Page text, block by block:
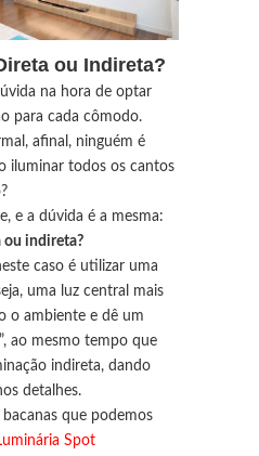
ou Indireta?
na hora de optar
para cada cômodo.
afinal, ninguém é
iluminar todos os cantos
e a dúvida é a mesma:
ou indireta?
caso é utilizar uma
uma luz central mais
o ambiente e dê um
ao mesmo tempo que
indireta, dando
detalhes.
que podemos
Spot